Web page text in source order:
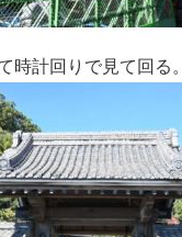
時計回りで見て回る。